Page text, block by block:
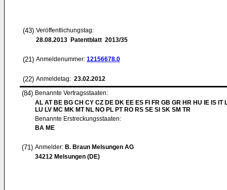
(43) Veröffentlichungstag:
28.08.2013 Patentblatt 2013/35
(21) Anmeldenummer: 12156678.0
(22) Anmeldetag: 23.02.2012
(84) Benannte Vertragsstaaten:
AL AT BE BG CH CY CZ DE DK EE ES FI FR GB GR HR HU IE IS IT
LU LV MC MK MT NL NO PL PT RO RS SE SI SK SM TR
Benannte Erstreckungsstaaten:
BA ME
(71) Anmelder: B. Braun Melsungen AG
34212 Melsungen (DE)